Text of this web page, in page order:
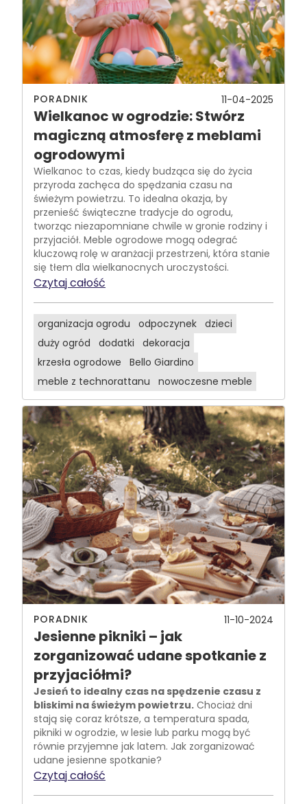
PORADNIK 11-04-2025
Wielkanoc w ogrodzie: Stwórz
magiczną atmosferę z meblami
ogrodowymi
Wielkanoc to czas, kiedy budząca się do życia
przyroda zachęca do spędzania czasu na
świeżym powietrzu. To idealna okazja, by
przenieść świąteczne tradycje do ogrodu,
tworząc niezapomniane chwile w gronie rodziny i
przyjaciół. Meble ogrodowe mogą odegrać
kluczową rolę w aranżacji przestrzeni, która stanie
się tłem dla wielkanocnych uroczystości.
Czytaj całość
organizacja ogrodu odpoczynek dzieci
duży ogród
dodatki
dekoracja
krzesła ogrodowe
Bello Giardino
meble z technorattanu
nowoczesne meble
PORADNIK 11-10-2024
Jesienne pikniki – jak
zorganizować udane spotkanie z
przyjaciółmi?
Jesień to idealny czas na spędzenie czasu z
bliskimi na świeżym powietrzu. Chociaż dni
stają się coraz krótsze, a temperatura spada,
pikniki w ogrodzie, w lesie lub parku mogą być
równie przyjemne jak latem. Jak zorganizować
udane jesienne spotkanie?
Czytaj całość